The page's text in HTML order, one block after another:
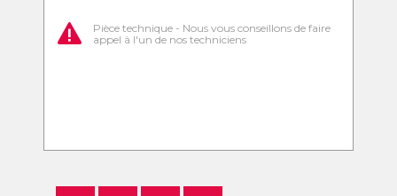
Pièce technique - Nous vous conseillons de faire
appel à l'un de nos techniciens